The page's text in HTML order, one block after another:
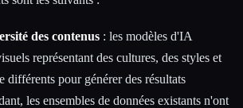
des contenus : les modèles d'IA
représentant des cultures, des styles et
différents pour générer des résultats
les ensembles de données existants n'ont